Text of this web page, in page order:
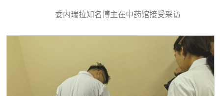
委内瑞拉知名博主在中药馆接受采访